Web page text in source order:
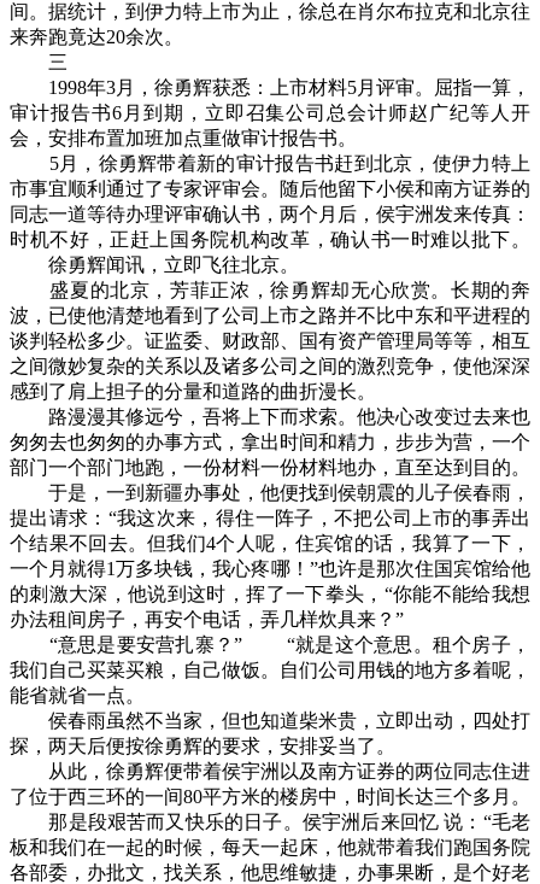
间。据统计，到伊力特上市为止，徐总在肖尔布拉克和北京往
来奔跑竟达20余次。
三
1998年3月，徐勇辉获悉：上市材料5月评审。屈指一算，
审计报告书6月到期，立即召集公司总会计师赵广纪等人开
会，安排布置加班加点重做审计报告书。
5月，徐勇辉带着新的审计报告书赶到北京，使伊力特上
市事宜顺利通过了专家评审会。随后他留下小侯和南方证券的
同志一道等待办理评审确认书，两个月后，侯宇洲发来传真：
时机不好，正赶上国务院机构改革，确认书一时难以批下。
徐勇辉闻讯，立即飞往北京。
盛夏的北京，芳菲正浓，徐勇辉却无心欣赏。长期的奔
波，已使他清楚地看到了公司上市之路并不比中东和平进程的
谈判轻松多少。证监委、财政部、国有资产管理局等等，相互
之间微妙复杂的关系以及诸多公司之间的激烈竞争，使他深深
感到了肩上担子的分量和道路的曲折漫长。
路漫漫其修远兮，吾将上下而求索。他决心改变过去来也
匆匆去也匆匆的办事方式，拿出时间和精力，步步为营，一个
部门一个部门地跑，一份材料一份材料地办，直至达到目的。
于是，一到新疆办事处，他便找到侯朝震的儿子侯春雨，
提出请求：“我这次来，得住一阵子，不把公司上市的事弄出
个结果不回去。但我们4个人呢，住宾馆的话，我算了一下，
一个月就得1万多块钱，我心疼哪！”也许是那次住国宾馆给他
的刺激大深，他说到这时，挥了一下拳头，“你能不能给我想
办法租间房子，再安个电话，弄几样炊具来？”
“意思是要安营扎寨？” “就是这个意思。租个房子，
我们自己买菜买粮，自己做饭。自们公司用钱的地方多着呢，
能省就省一点。
侯春雨虽然不当家，但也知道柴米贵，立即出动，四处打
探，两天后便按徐勇辉的要求，安排妥当了。
从此，徐勇辉便带着侯宇洲以及南方证券的两位同志住进
了位于西三环的一间80平方米的楼房中，时间长达三个多月。
那是段艰苦而又快乐的日子。侯宇洲后来回忆 说：“毛老
板和我们在一起的时候，每天一起床，他就带着我们跑国务院
各部委，办批文，找关系，他思维敏捷，办事果断，是个好老